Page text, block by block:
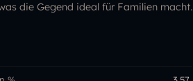
die Gegend ideal für Familien macht.